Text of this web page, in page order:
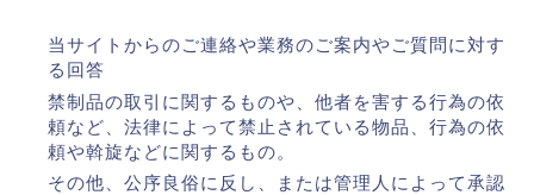
当サイトからのご連絡や業務のご案内やご質問に対す
る回答
禁制品の取引に関するものや、他者を害する行為の依
頼など、法律によって禁止されている物品、行為の依
頼や斡旋などに関するもの。
その他、公序良俗に反し、または管理人によって承認